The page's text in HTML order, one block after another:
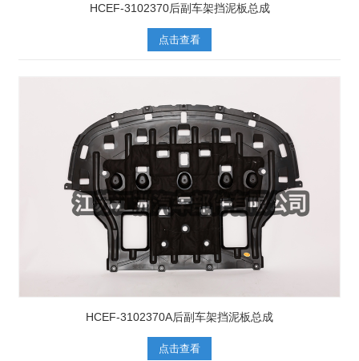
HCEF-3102370后副车架挡泥板总成
点击查看
HCEF-3102370A后副车架挡泥板总成
点击查看